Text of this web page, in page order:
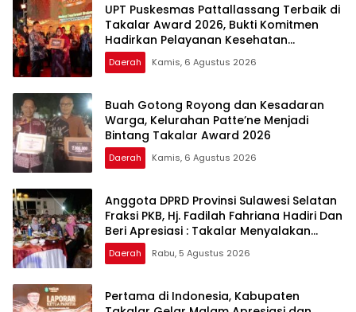
UPT Puskesmas Pattallassang Terbaik di
Takalar Award 2026, Bukti Komitmen
Hadirkan Pelayanan Kesehatan
Berkualitas
Daerah Kamis, 6 Agustus 2026
Buah Gotong Royong dan Kesadaran
Warga, Kelurahan Patte’ne Menjadi
Bintang Takalar Award 2026
Daerah Kamis, 6 Agustus 2026
Anggota DPRD Provinsi Sulawesi Selatan
Fraksi PKB, Hj. Fadilah Fahriana Hadiri Dan
Beri Apresiasi : Takalar Menyalakan
Lentera Pengabdian Melalui Malam
Apresiasi dan Inovasi Award 2026
Daerah Rabu, 5 Agustus 2026
Pertama di Indonesia, Kabupaten